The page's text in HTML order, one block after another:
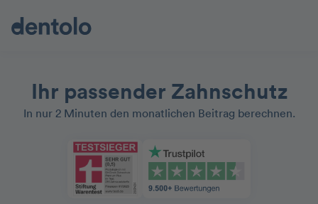
Ihr passender Zahnschutz
In nur 2 Minuten den monatlichen Beitrag berechnen.